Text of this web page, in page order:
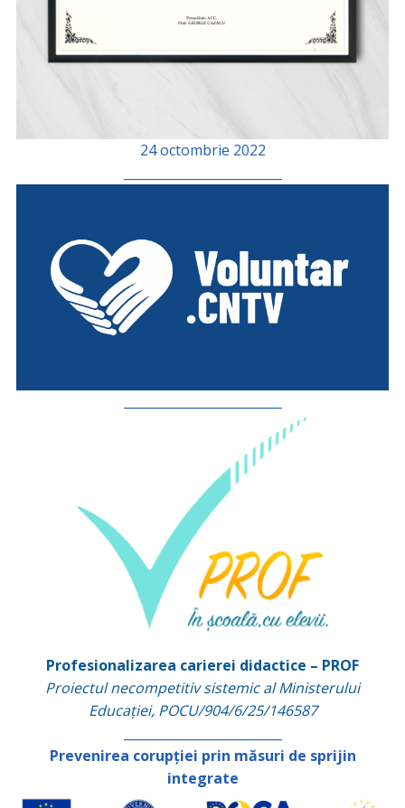
24 octombrie 2022
Profesionalizarea carierei didactice – PROF
Proiectul necompetitiv sistemic al Ministerului
Educației, POCU/904/6/25/146587
Prevenirea corupției prin măsuri de sprijin
integrate